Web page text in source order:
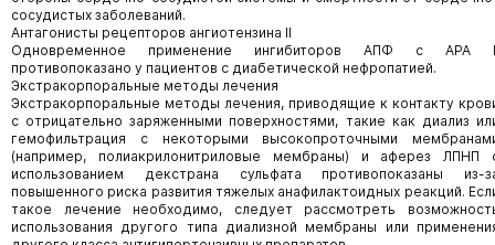
сосудистых заболеваний.
Антагонисты рецепторов ангиотензина II
Одновременное применение ингибиторов АПФ с АРА
противопоказано у пациентов с диабетической нефропатией.
Экстракорпоральные методы лечения
Экстракорпоральные методы лечения, приводящие к контакту
с отрицательно заряженными поверхностями, такие как диализ
гемофильтрация с некоторыми высокопроточными
(например, полиакрилонитриловые мембраны) и аферез ЛПНП
использованием декстрана сульфата противопоказаны из-
повышенного риска развития тяжелых анафилактоидных реакций.
такое лечение необходимо, следует рассмотреть
использования другого типа диализной мембраны или